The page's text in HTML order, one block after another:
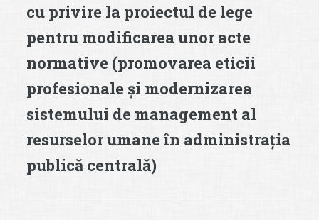
cu privire la proiectul de lege
pentru modificarea unor acte
normative (promovarea eticii
profesionale și modernizarea
sistemului de management al
resurselor umane în administrația
publică centrală)